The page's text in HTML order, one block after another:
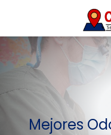
Mejores